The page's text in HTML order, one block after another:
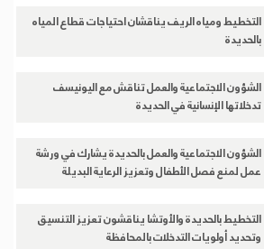
التخطيط ومياه الريف يناقشان احتياجات قطاع المياه
بالحديدة
الشؤون الاجتماعية والعمل تناقش مع اليونيسف
تدخلاتها الإنسانية في الحديدة
الشؤون الاجتماعية والعمل بالحديدة يشارك في ورشة
عمل لمنع فصل الأطفال وتعزيز الرعاية البديلة
التخطيط بالحديدة والأوتشا يناقشون تعزيز التنسيق
وتحديد أولويات التدخلات بالمحافظة